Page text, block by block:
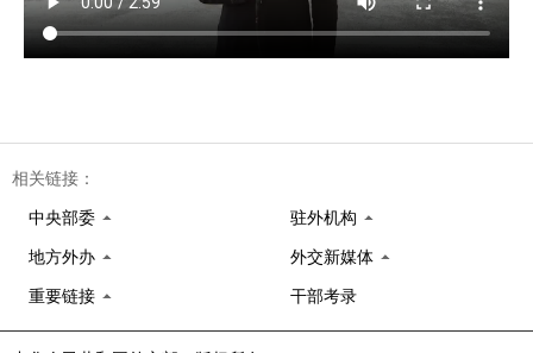
相关链接：
中央部委 驻外机构
地方外办 外交新媒体
重要链接 干部考录